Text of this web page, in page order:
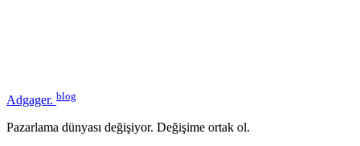
Adgager. blog
Pazarlama dünyası değişiyor. Değişime ortak ol.